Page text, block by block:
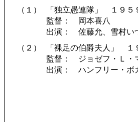
（１）
「独立愚連隊」 １９
監督： 岡本喜八
出演： 佐藤允、雪村い
（２）
「裸足の伯爵夫人」
監督： ジョゼフ・Ｌ・
出演： ハンフリー・ボ